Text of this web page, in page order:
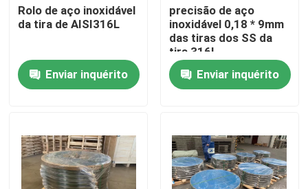
Controle da qualidade
304 tiras de aço inoxidável
tiras 316l de aço inoxidável
Rolo de aço inoxidável
da tira de AISI316L
Enviar inquérito
precisão de aço
inoxidável 0,18 * 9mm
das tiras dos SS da
tira 316L
Enviar inquérito